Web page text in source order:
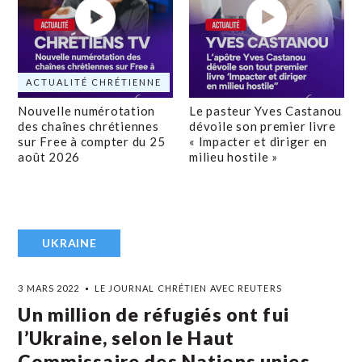
ACTUALITÉ CHRÉTIENNE
Nouvelle numérotation
des chaînes chrétiennes
sur Free à compter du 25
août 2026
Le pasteur Yves Castanou
dévoile son premier livre
« Impacter et diriger en
milieu hostile »
UKRAINE
3 MARS 2022 LE JOURNAL CHRÉTIEN AVEC REUTERS
Un million de réfugiés ont fui
l’Ukraine, selon le Haut